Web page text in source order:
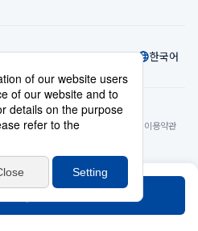
한국어
래법에 관한 표기사이트 정책
숙박시설 이용약관